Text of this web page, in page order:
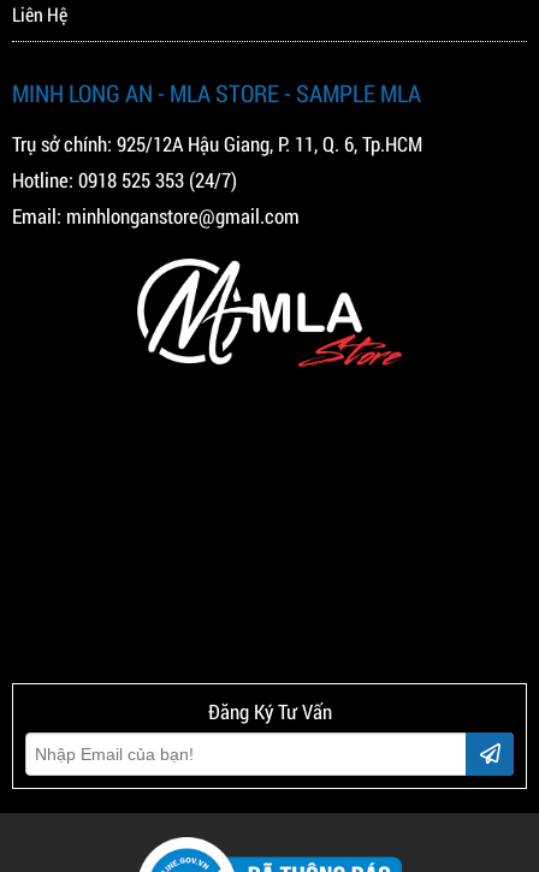
Liên Hệ
MINH LONG AN - MLA STORE - SAMPLE MLA
Trụ sở chính: 925/12A Hậu Giang, P. 11, Q. 6, Tp.HCM
Hotline: 0918 525 353 (24/7)
Email: minhlonganstore@gmail.com
Đăng Ký Tư Vấn